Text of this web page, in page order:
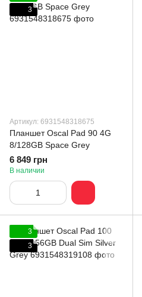
3
Артикул: 6931548318675
Планшет Oscal Pad 90 4G
8/128GB Space Grey
6 849 грн
В наличии
3
3